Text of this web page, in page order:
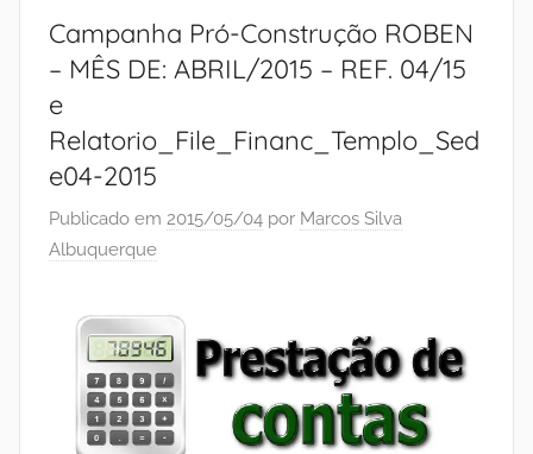
Campanha Pró-Construção ROBEN
– MÊS DE: ABRIL/2015 – REF. 04/15
e
Relatorio_File_Financ_Templo_Sed
e04-2015
Publicado em 2015/05/04 por Marcos Silva
Albuquerque